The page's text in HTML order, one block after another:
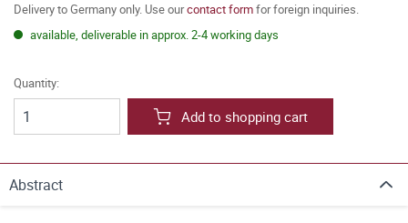
Delivery to Germany only. Use ourcontact formfor foreign inquiries.
available, deliverable in approx. 2-4 working days
Quantity:
Add to shopping cart
Abstract